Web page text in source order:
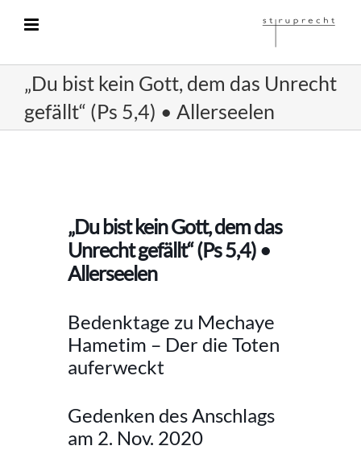
springen
„Du bist kein Gott, dem das Unrecht
gefällt“ (Ps 5,4) • Allerseelen
„Du bist kein Gott, dem das
Unrecht gefällt“ (Ps 5,4) •
Allerseelen
Bedenktage zu Mechaye
Hametim – Der die Toten
auferweckt
Gedenken des Anschlags
am 2. Nov. 2020